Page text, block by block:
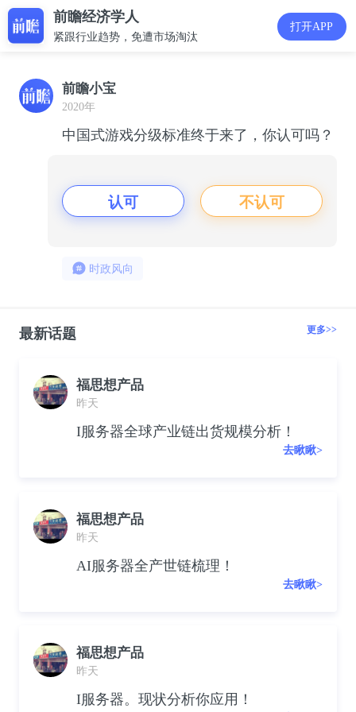
前瞻经济学人
紧跟行业趋势，免遭市场淘汰
打开APP
前瞻小宝
2020年
中国式游戏分级标准终于来了，你认可吗？
认可 不认可
时政风向
最新话题 更多>>
福思想产品
昨天
I服务器全球产业链出货规模分析！
去瞅瞅>
福思想产品
昨天
AI服务器全产世链梳理！
去瞅瞅>
福思想产品
昨天
I服务器。现状分析你应用！